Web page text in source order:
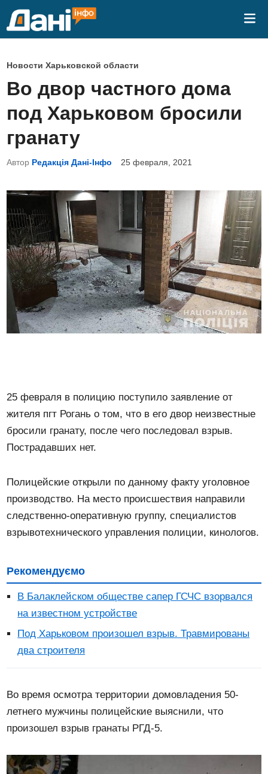
О
п
у
б
л
и
к
в
а
н
о
в
Новости Харьковской области
Во двор частного дома
под Харьковом бросили
гранату
Автор Редакція Дані-Інфо 25 февраля, 2021
25 февраля в полицию поступило заявление от
жителя пгт Рогань о том, что в его двор неизвестные
бросили гранату, после чего последовал взрыв.
Пострадавших нет.
Полицейские открыли по данному факту уголовное
производство. На место происшествия направили
следственно-оперативную группу, специалистов
взрывотехнического управления полиции, кинологов.
Рекомендуємо
В Балаклейском обществе сапер ГСЧС взорвался
на известном устройстве
Под Харьковом произошел взрыв. Травмированы
два строителя
Во время осмотра территории домовладения 50-
летнего мужчины полицейские выяснили, что
произошел взрыв гранаты РГД-5.